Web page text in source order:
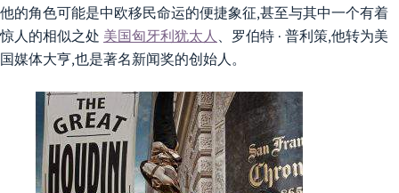
他的角色可能是中欧移民命运的便捷象征,甚至与其中一个有着
惊人的相似之处 美国匈牙利犹太人 、罗伯特 · 普利策,他转为美
国媒体大亨,也是著名新闻奖的创始人。